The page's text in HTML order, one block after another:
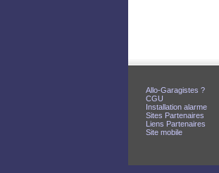
Allo-Garagistes ?
CGU
Installation alarme
Sites Partenaires
Liens Partenaires
Site mobile